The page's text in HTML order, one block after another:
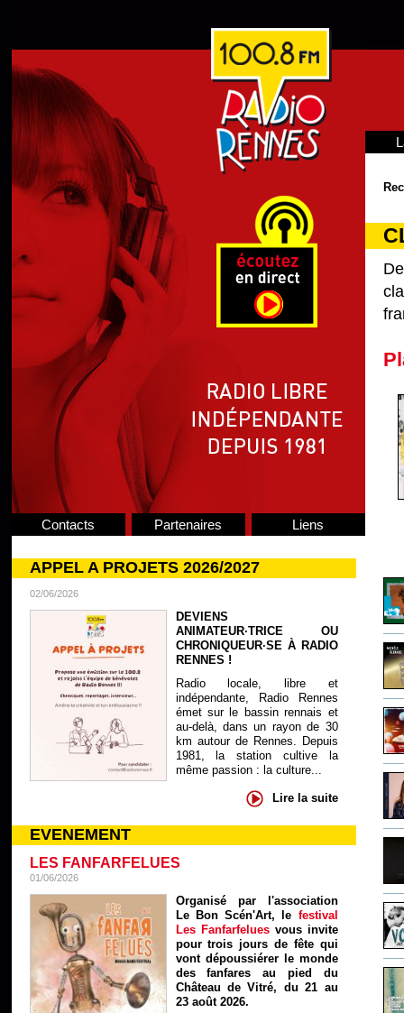
Contacts Partenaires Liens
APPEL A PROJETS 2026/2027
02/06/2026
DEVIENS
ANIMATEUR·TRICE OU
CHRONIQUEUR·SE À RADIO
RENNES !
Radio locale, libre et
indépendante, Radio Rennes
émet sur le bassin rennais et
au-delà, dans un rayon de 30
km autour de Rennes. Depuis
1981, la station cultive la
même passion : la culture...
Lire la suite
EVENEMENT
LES FANFARFELUES
01/06/2026
Organisé par l'association
Le Bon Scén'Art, le festival
Les Fanfarfelues vous invite
pour trois jours de fête qui
vont dépoussiérer le monde
des fanfares au pied du
Château de Vitré, du 21 au
23 août 2026.